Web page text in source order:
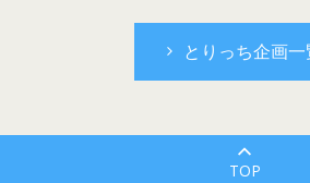
とりっち企画一
TOP